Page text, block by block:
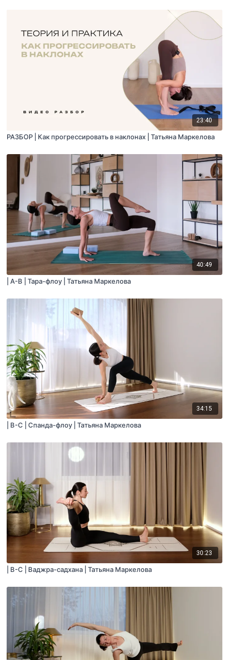
23:40
РАЗБОР | Как прогрессировать в наклонах | Татьяна Маркелова
40:49
| A-B | Тара-флоу | Татьяна Маркелова
34:15
| B-C | Спанда-флоу | Татьяна Маркелова
30:23
| B-C | Ваджра-садхана | Татьяна Маркелова